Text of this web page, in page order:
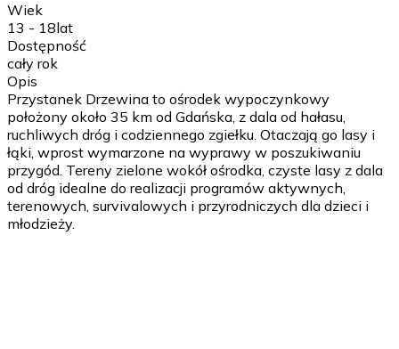
Wiek
13 - 18lat
Dostępność
cały rok
Opis
Przystanek Drzewina to ośrodek wypoczynkowy
położony około 35 km od Gdańska, z dala od hałasu,
ruchliwych dróg i codziennego zgiełku. Otaczają go lasy i
łąki, wprost wymarzone na wyprawy w poszukiwaniu
przygód. Tereny zielone wokół ośrodka, czyste lasy z dala
od dróg idealne do realizacji programów aktywnych,
terenowych, survivalowych i przyrodniczych dla dzieci i
młodzieży.